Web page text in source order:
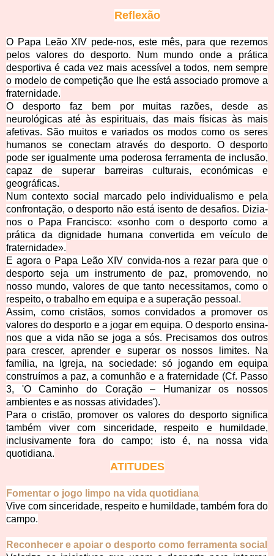
Reflexão
O Papa Leão XIV pede-nos, este mês, para que rezemos
pelos valores do desporto. Num mundo onde a prática
desportiva é cada vez mais acessível a todos, nem sempre
o modelo de competição que lhe está associado promove a
fraternidade.
O desporto faz bem por muitas razões, desde as
neurológicas até às espirituais, das mais físicas às mais
afetivas. São muitos e variados os modos como os seres
humanos se conectam através do desporto. O desporto
pode ser igualmente uma poderosa ferramenta de inclusão,
capaz de superar barreiras culturais, económicas e
geográficas.
Num contexto social marcado pelo individualismo e pela
confrontação, o desporto não está isento de desafios. Dizia-
nos o Papa Francisco: «sonho com o desporto como a
prática da dignidade humana convertida em veículo de
fraternidade».
E agora o Papa Leão XIV convida-nos a rezar para que o
desporto seja um instrumento de paz, promovendo, no
nosso mundo, valores de que tanto necessitamos, como o
respeito, o trabalho em equipa e a superação pessoal.
Assim, como cristãos, somos convidados a promover os
valores do desporto e a jogar em equipa. O desporto ensina-
nos que a vida não se joga a sós. Precisamos dos outros
para crescer, aprender e superar os nossos limites. Na
família, na Igreja, na sociedade: só jogando em equipa
construímos a paz, a comunhão e a fraternidade (Cf. Passo
3, 'O Caminho do Coração – Humanizar os nossos
ambientes e as nossas atividades').
Para o cristão, promover os valores do desporto significa
também viver com sinceridade, respeito e humildade,
inclusivamente fora do campo; isto é, na nossa vida
quotidiana.
ATITUDES
Fomentar o jogo limpo na vida quotidiana
Vive com sinceridade, respeito e humildade, também fora do
campo.
Reconhecer e apoiar o desporto como ferramenta social